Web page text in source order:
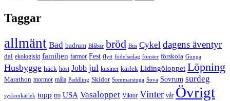
Taggar
allmänt Bad badrum Blåbär bröd Bus Cykel dagens äventyr
dal ekologiskt familjen farmor Fest flytt födelsedag fönster förskola Gunga
Husbygge häck höst Jobb jul kusiner kärlek Lidingöloppet Löpning
Marathon mormor måla Paddling Skidor Sommarstuga Sova Sovrum surdeg
syskonkärlek topp tro USA Vasaloppet Viktor Vinter vår Övrigt